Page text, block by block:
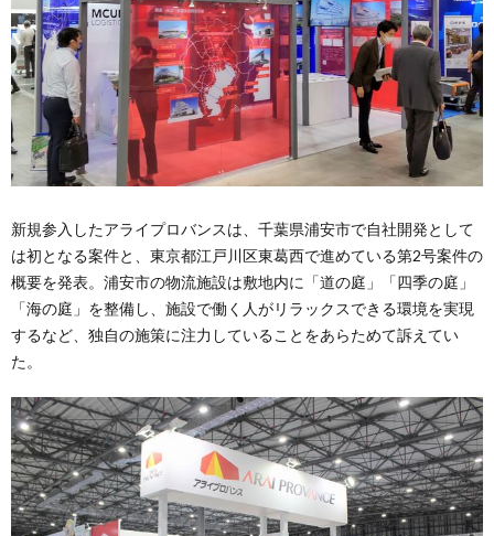
新規参入したアライプロバンスは、千葉県浦安市で自社開発として
は初となる案件と、東京都江戸川区東葛西で進めている第2号案件の
概要を発表。浦安市の物流施設は敷地内に「道の庭」「四季の庭」
「海の庭」を整備し、施設で働く人がリラックスできる環境を実現
するなど、独自の施策に注力していることをあらためて訴えてい
た。